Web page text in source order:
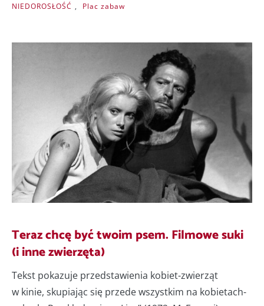
NIEDOROSŁOŚĆ , Plac zabaw
Teraz chcę być twoim psem. Filmowe suki
(i inne zwierzęta)
Tekst pokazuje przedstawienia kobiet-zwierząt
w kinie, skupiając się przede wszystkim na kobietach-